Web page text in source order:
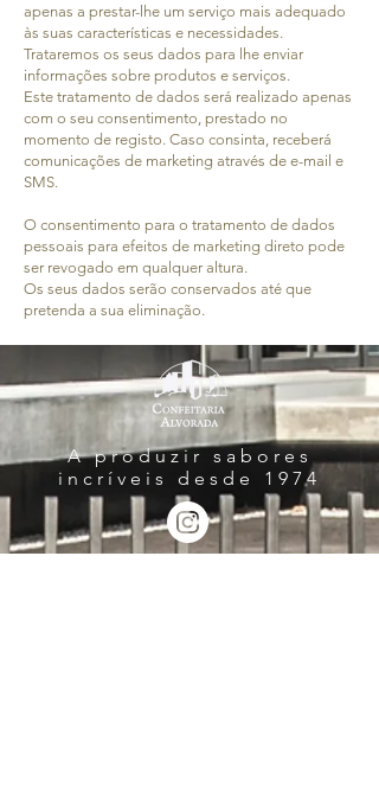
apenas a prestar-lhe um serviço mais adequado
às suas características e necessidades.
Trataremos os seus dados para lhe enviar
informações sobre produtos e serviços.
Este tratamento de dados será realizado apenas
com o seu consentimento, prestado no
momento de registo. Caso consinta, receberá
comunicações de marketing através de e-mail e
SMS.
O consentimento para o tratamento de dados
pessoais para efeitos de marketing direto pode
ser revogado em qualquer altura.
Os seus dados serão conservados até que
pretenda a sua eliminação.
A produzir sabores
incríveis desde 1974